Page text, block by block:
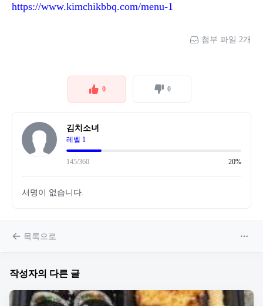
https://www.kimchikbbq.com/menu-1
첨부 파일 2개
0 0
김치소녀
레벨 1
145/360 20%
서명이 없습니다.
목록으로
작성자의 다른 글